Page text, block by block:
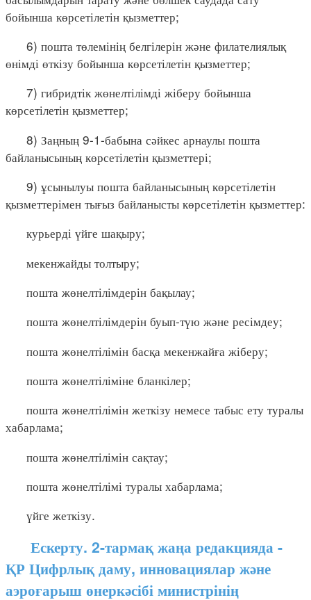
бойынша көрсетілетін қызметтер;
6) пошта төлемінің белгілерін және филателиялық
өнімді өткізу бойынша көрсетілетін қызметтер;
7) гибридтік жөнелтілімді жіберу бойынша
көрсетілетін қызметтер;
8) Заңның 9-1-бабына сәйкес арнаулы пошта
байланысының көрсетілетін қызметтері;
9) ұсынылуы пошта байланысының көрсетілетін
қызметтерімен тығыз байланысты көрсетілетін қызметтер:
курьерді үйге шақыру;
мекенжайды толтыру;
пошта жөнелтілімдерін бақылау;
пошта жөнелтілімдерін буып-түю және ресімдеу;
пошта жөнелтілімін басқа мекенжайға жіберу;
пошта жөнелтіліміне бланкілер;
пошта жөнелтілімін жеткізу немесе табыс ету туралы
хабарлама;
пошта жөнелтілімін сақтау;
пошта жөнелтілімі туралы хабарлама;
үйге жеткізу.
Ескерту. 2-тармақ жаңа редакцияда -
ҚР Цифрлық даму, инновациялар және
аэроғарыш өнеркәсібі министрінің